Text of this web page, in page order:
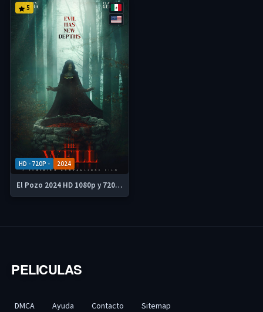
HD - 720P - 2024
5
El Pozo 2024 HD 1080p y 720p Latino
PELICULAS
DMCA Ayuda Contacto Sitemap